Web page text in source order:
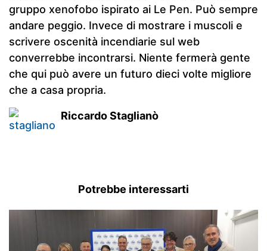
gruppo xenofobo ispirato ai Le Pen. Può sempre
andare peggio. Invece di mostrare i muscoli e
scrivere oscenità incendiarie sul web
converrebbe incontrarsi. Niente fermerà gente
che qui può avere un futuro dieci volte migliore
che a casa propria.
Riccardo Staglianò
Potrebbe interessarti